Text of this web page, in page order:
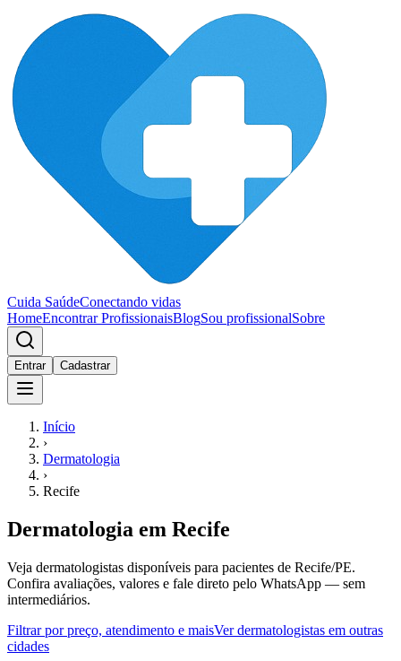
Cuida SaúdeConectando vidas
HomeEncontrar ProfissionaisBlogSou profissionalSobre
Entrar Cadastrar
Início
›
Dermatologia
›
Recife
Dermatologia em Recife
Veja dermatologistas disponíveis para pacientes de Recife/PE.
Confira avaliações, valores e fale direto pelo WhatsApp — sem
intermediários.
Filtrar por preço, atendimento e maisVerdermatologistas em outras
cidades